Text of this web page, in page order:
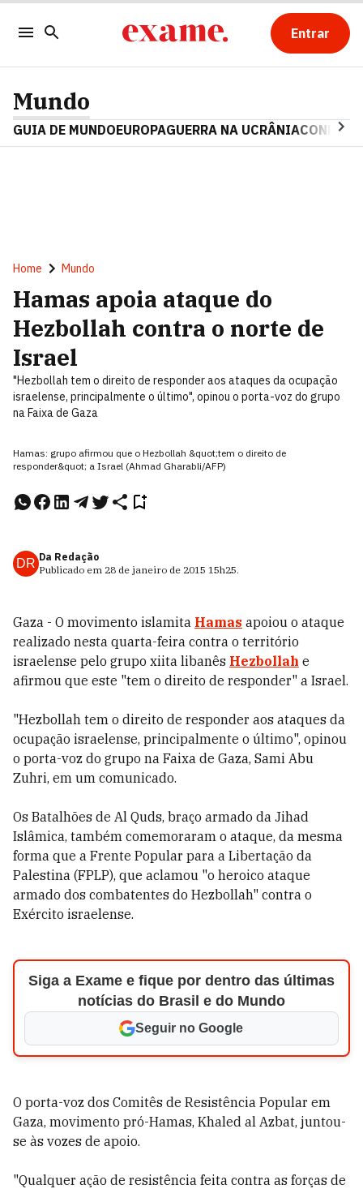
Entrar
Mundo
GUIA DE MUNDOEUROPAGUERRA NA UCRÂNIA
Home Mundo
Hamas apoia ataque do
Hezbollah contra o norte de
Israel
"Hezbollah tem o direito de responder aos ataques da ocupação
israelense, principalmente o último", opinou o porta-voz do grupo
na Faixa de Gaza
Hamas: grupo afirmou que o Hezbollah &quot;tem o direito de
responder&quot; a Israel (Ahmad Gharabli/AFP)
DR Da Redação
Publicado em 28 de janeiro de 2015 15h25.
Gaza - O movimento islamita Hamas apoiou o ataque
realizado nesta quarta-feira contra o território
israelense pelo grupo xiita libanês Hezbollah e
afirmou que este "tem o direito de responder" a Israel.
"Hezbollah tem o direito de responder aos ataques da
ocupação israelense, principalmente o último", opinou
o porta-voz do grupo na Faixa de Gaza, Sami Abu
Zuhri, em um comunicado.
Os Batalhões de Al Quds, braço armado da Jihad
Islâmica, também comemoraram o ataque, da mesma
forma que a Frente Popular para a Libertação da
Palestina (FPLP), que aclamou "o heroico ataque
armado dos combatentes do Hezbollah" contra o
Exército israelense.
Siga a Exame e fique por dentro das últimas
notícias do Brasil e do Mundo
Seguir no Google
O porta-voz dos Comitês de Resistência Popular em
Gaza, movimento pró-Hamas, Khaled al Azbat, juntou-
se às vozes de apoio.
"Qualquer ação de resistência feita contra as forças de